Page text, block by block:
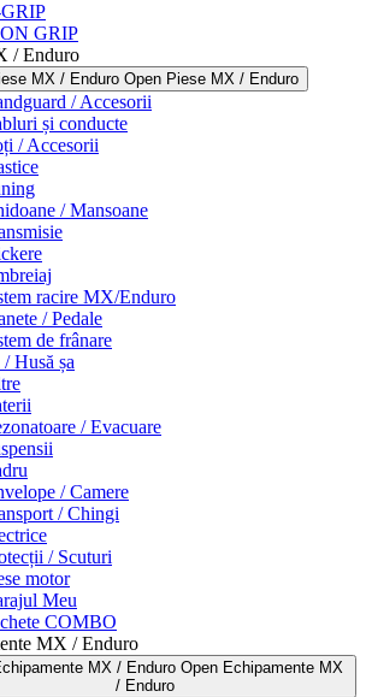
GRIP
/ Enduro
MX / Enduro Open Piese MX / Enduro
/ Accesorii
și conducte
/ Accesorii
/ Mansoane
racire MX/Enduro
/ Pedale
de frânare
/ Husă șa
/ Evacuare
/ Camere
/ Chingi
/ Scuturi
motor
Meu
COMBO
MX / Enduro
MX / Enduro Open Echipamente MX
/ Enduro